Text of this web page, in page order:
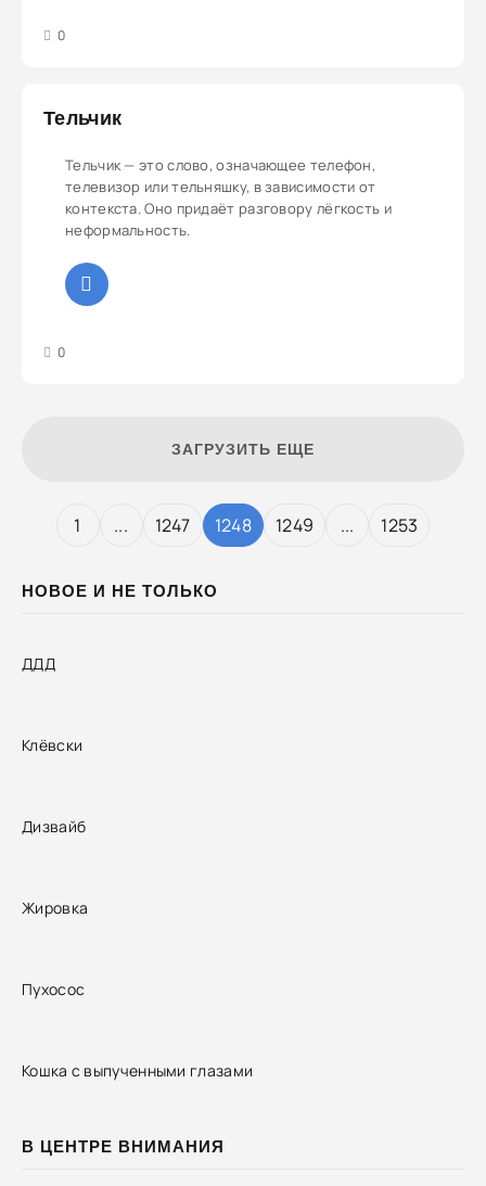
НОВОЕ И НЕ ТОЛЬКО
ДДД
Клёвски
Дизвайб
Жировка
Пухосос
Кошка с выпученными глазами
В ЦЕНТРЕ ВНИМАНИЯ
0
Тельчик
Тельчик — это слово, означающее телефон,
телевизор или тельняшку, в зависимости от
контекста. Оно придаёт разговору лёгкость и
неформальность.
0
ЗАГРУЗИТЬ ЕЩЕ
1 ... 1247 1248 1249 ... 1253